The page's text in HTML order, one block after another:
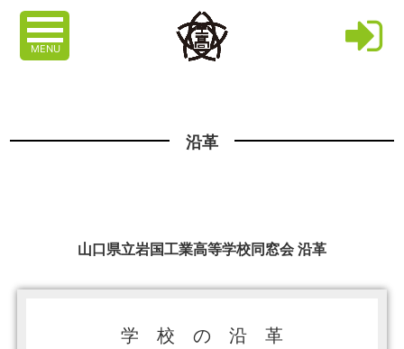
MENU
沿革
山口県立岩国工業高等学校同窓会 沿革
学 校 の 沿 革